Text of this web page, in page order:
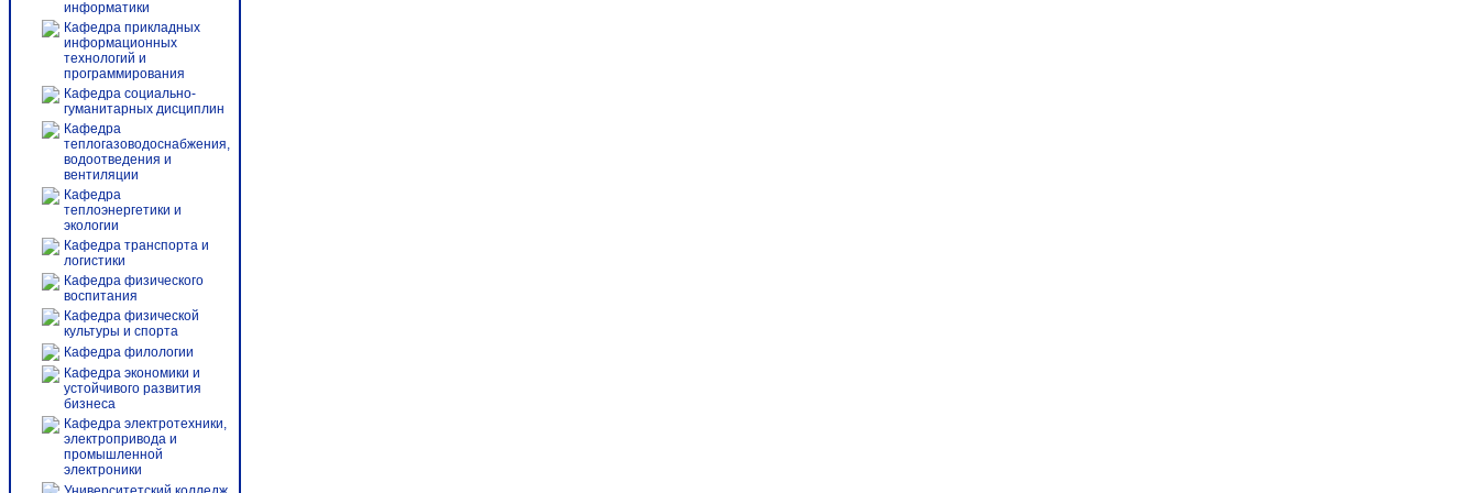
информатики
Кафедра прикладных
информационных
технологий и
программирования
Кафедра социально-
гуманитарных дисциплин
Кафедра
теплогазоводоснабжения,
водоотведения и
вентиляции
Кафедра
теплоэнергетики и
экологии
Кафедра транспорта и
логистики
Кафедра физического
воспитания
Кафедра физической
культуры и спорта
Кафедра филологии
Кафедра экономики и
устойчивого развития
бизнеса
Кафедра электротехники,
электропривода и
промышленной
электроники